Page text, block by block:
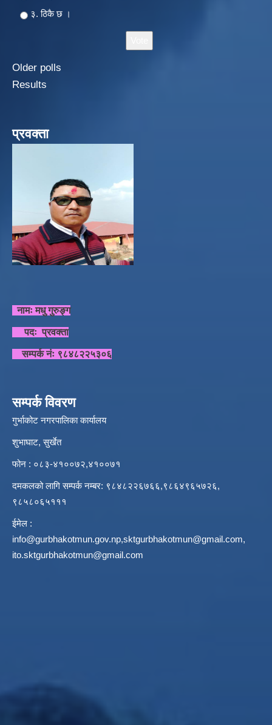
३. ठिकै छ ।
Older polls
Results
प्रवक्ता
नामः मधु गुरुङ्ग
पदः प्रवक्ता
सम्पर्क नंः ९८४८२२५३०६
सम्पर्क विवरण
गुर्भाकोट नगरपालिका कार्यालय
शुभाघाट, सुर्खेत
फोन : ०८३-४१००७२,४१००७१
दमकलको लागि सम्पर्क नम्बर: ९८४८२२६७६६,९८६४९६५७२६,
९८५८०६५१११
ईमेल :
info@gurbhakotmun.gov.np,sktgurbhakotmun@gmail.com,
ito.sktgurbhakotmun@gmail.com